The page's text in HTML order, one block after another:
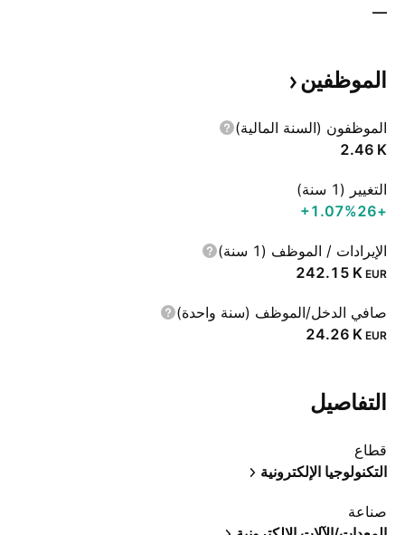
—
الموظفين
الموظفون (السنة المالية)
‪2.46 K‬
التغيير (1 سنة)
+26
‪+1.07%‬
الإيرادات / الموظف (1 سنة)
‪242.15 K‬ EUR
صافي الدخل/الموظف (سنة واحدة)
‪24.26 K‬ EUR
التفاصيل
قطاع
التكنولوجيا الإلكترونية
صناعة